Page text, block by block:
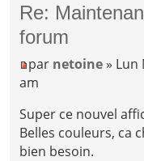
Re:
forum
par netoine » Lun
am
Super ce nouvel
Belles couleurs, ca
bien besoin.